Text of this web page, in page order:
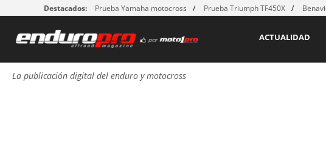
Destacados: Prueba Yamaha motocross Prueba Triumph TF450X
ACTUALIDAD
La publicación digital del enduro y motocross